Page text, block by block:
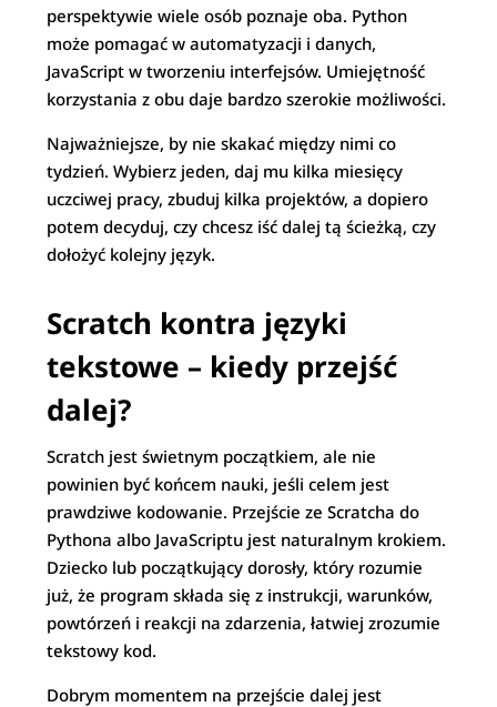
perspektywie wiele osób poznaje oba. Python
może pomagać w automatyzacji i danych,
JavaScript w tworzeniu interfejsów. Umiejętność
korzystania z obu daje bardzo szerokie możliwości.
Najważniejsze, by nie skakać między nimi co
tydzień. Wybierz jeden, daj mu kilka miesięcy
uczciwej pracy, zbuduj kilka projektów, a dopiero
potem decyduj, czy chcesz iść dalej tą ścieżką, czy
dołożyć kolejny język.
Scratch kontra języki
tekstowe – kiedy przejść
dalej?
Scratch jest świetnym początkiem, ale nie
powinien być końcem nauki, jeśli celem jest
prawdziwe kodowanie. Przejście ze Scratcha do
Pythona albo JavaScriptu jest naturalnym krokiem.
Dziecko lub początkujący dorosły, który rozumie
już, że program składa się z instrukcji, warunków,
powtórzeń i reakcji na zdarzenia, łatwiej zrozumie
tekstowy kod.
Dobrym momentem na przejście dalej jest